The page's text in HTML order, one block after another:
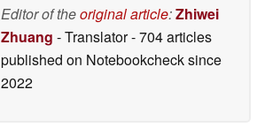
Editor of theoriginal article:Zhiwei
Zhuang - Translator- 704 articles
published on Notebookchecksince
2022